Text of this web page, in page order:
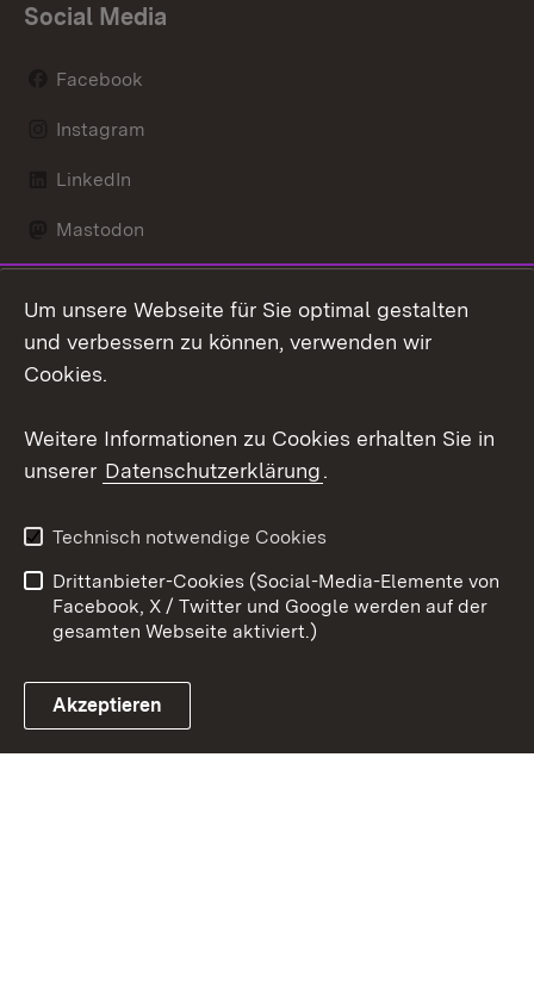
Social Media
Facebook
Instagram
LinkedIn
Mastodon
X / Twitter
Youtube
Link zum Landesportal
Kontakt
Datenschutz
Barrierefreiheit
Impressum Cookies
Um unsere Webseite für Sie optimal gestalten
und verbessern zu können, verwenden wir
Cookies.
Weitere Informationen zu Cookies erhalten Sie in
unserer Datenschutzerklärung.
Technisch notwendige Cookies
Drittanbieter-Cookies (Social-Media-Elemente von
Facebook, X / Twitter und Google werden auf der
gesamten Webseite aktiviert.)
Akzeptieren